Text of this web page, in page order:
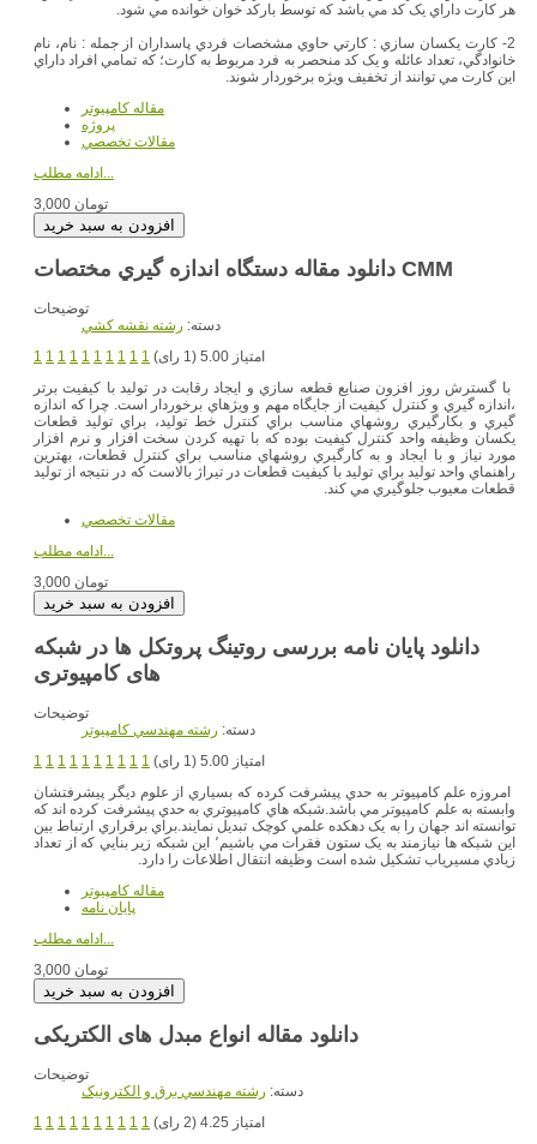
هر کارت داراي يک کد مي باشد که توسط بارکد خوان خوانده مي شود.
2- کارت يکسان سازي : کارتي حاوي مشخصات فردي پاسداران از جمله : نام، نام
خانوادگي، تعداد عائله و يک کد منحصر به فرد مربوط به کارت؛ که تمامي افراد داراي
اين کارت مي توانند از تخفيف ويژه برخوردار شوند.
مقاله کامپیوتر
پروژه
مقالات تخصصي
ادامه مطلب...
3,000 تومان
دانلود مقاله دستگاه اندازه گيري مختصات CMM
توضیحات
دسته: رشته نقشه کشي
1 1 1 1 1 1 1 1 1 1
امتیاز 5.00 (1 رای)
با گسترش روز افزون صنايع قطعه سازي و ايجاد رقابت در توليد با کيفيت برتر
،اندازه گيري و کنترل کيفيت از جايگاه مهم و ويژهاي برخوردار است. چرا که اندازه
گيري و بکارگيري روشهاي مناسب براي کنترل خط توليد، براي توليد قطعات
يکسان وظيفه واحد کنترل کيفيت بوده که با تهيه کردن سخت افزار و نرم افزار
مورد نياز و با ايجاد و به کارگيري روشهاي مناسب براي کنترل قطعات، بهترين
راهنماي واحد توليد براي توليد با کيفيت قطعات در تيراژ بالاست که در نتيجه از توليد
قطعات معيوب جلوگيري مي کند.
مقالات تخصصي
ادامه مطلب...
3,000 تومان
دانلود پایان نامه بررسی روتینگ پروتکل ها در شبکه
های کامپیوتری
توضیحات
دسته: رشته مهندسي کامپيوتر
1 1 1 1 1 1 1 1 1 1
امتیاز 5.00 (1 رای)
امروزه علم کامپيوتر به حدي پيشرفت کرده که بسياري از علوم ديگر پيشرفتشان
وابسته به علم کامپيوتر مي باشد.شبکه هاي کامپيوتري به حدي پيشرفت کرده اند که
توانسته اند جهان را به يک دهکده علمي کوچک تبديل نمايند.براي برقراري ارتباط بين
اين شبکه ها نيازمند به يک ستون فقرات مي باشيم٬ اين شبکه زير بنايي که از تعداد
زيادي مسيرياب تشکيل شده است وظيفه انتقال اطلاعات را دارد.
مقاله کامپیوتر
پایان نامه
ادامه مطلب...
3,000 تومان
دانلود مقاله انواع مبدل های الکتریکی
توضیحات
دسته: رشته مهندسي برق و الکترونيک
1 1 1 1 1 1 1 1 1 1
امتیاز 4.25 (2 رای)